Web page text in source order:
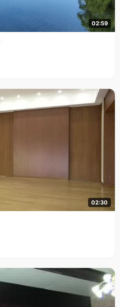
02:59
02:30